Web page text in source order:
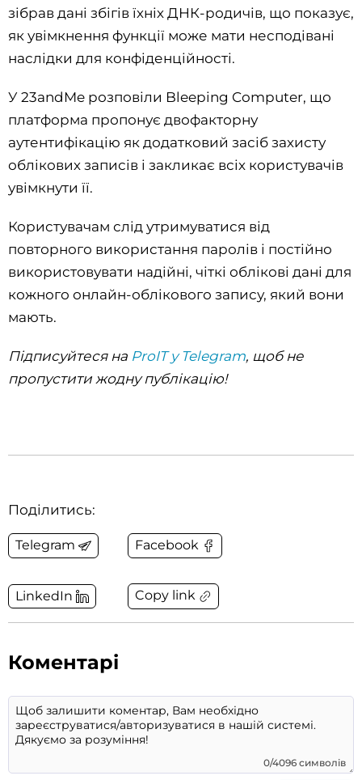
зібрав дані збігів їхніх ДНК-родичів, що показує,
як увімкнення функції може мати несподівані
наслідки для конфіденційності.
У 23andMe розповіли Bleeping Computer, що
платформа пропонує двофакторну
аутентифікацію як додатковий засіб захисту
облікових записів і закликає всіх користувачів
увімкнути її.
Користувачам слід утримуватися від
повторного використання паролів і постійно
використовувати надійні, чіткі облікові дані для
кожного онлайн-облікового запису, який вони
мають.
Підписуйтеся на ProIT у Telegram, щоб не
пропустити жодну публікацію!
Поділитись:
Telegram Facebook
LinkedIn Copy link
Коментарі
0/4096 символів